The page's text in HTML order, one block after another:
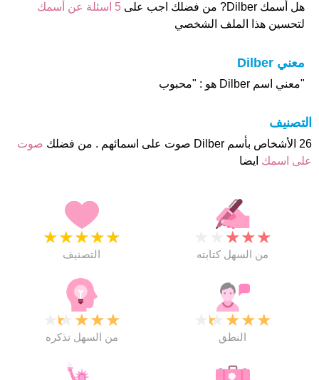
هل أسمك Dilber? من فضلك اجب على
5 اسئلة عن أسمك
لتحسين هذا الملف الشخصي
معني Dilber
"معني اسم Dilber هو : "محبوب
التصنيف
26 الأشخاص بأسم Dilber صوت على اسمائهم . من فضلك
صوت
على اسمك ايضا
★
★
★
★
★
التصنيف
★
★
★
من السهل كتابته
★
★
★
★
من السهل تذكره
★
★
★
★
النطق